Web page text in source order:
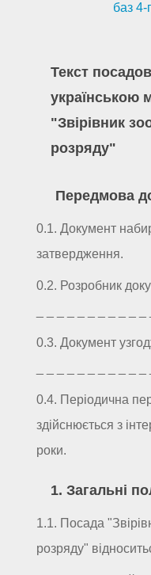
баз 4-
Текст
українською
"Звірівник
розряду"
Передмова
0.1. Документ
затвердження.
0.2. Розробник
_ _ _ _ _ _ _ _ _ _ _
0.3. Документ
_ _ _ _ _ _ _ _ _ _ _
0.4. Періодична
здійснюється з
роки.
1. Загальні
1.1. Посада
розряду"